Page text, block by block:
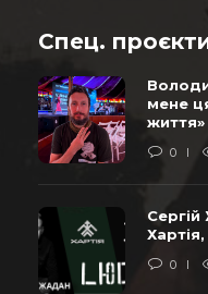
Спец.
мене
життя»
0
0